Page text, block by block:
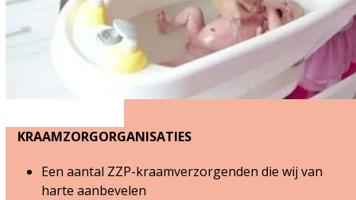
KRAAMZORGORGANISATIES
Een aantal ZZP-kraamverzorgenden die wij van
harte aanbevelen